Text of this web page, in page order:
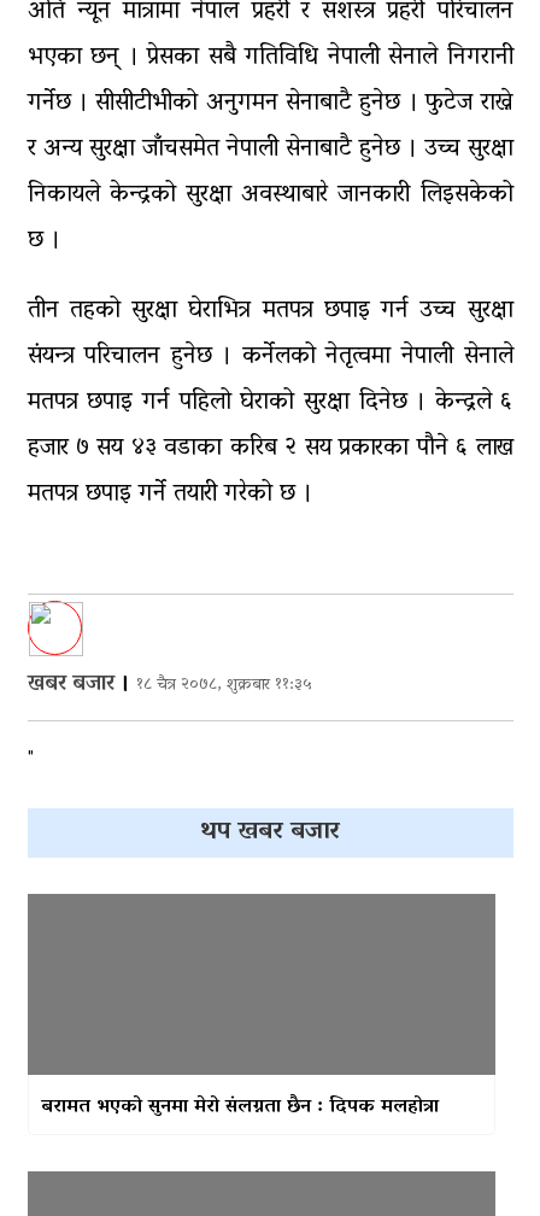
अति न्यून मात्रामा नेपाल प्रहरी र सशस्त्र प्रहरी परिचालन
भएका छन् । प्रेसका सबै गतिविधि नेपाली सेनाले निगरानी
गर्नेछ । सीसीटीभीको अनुगमन सेनाबाटै हुनेछ । फुटेज राख्ने
र अन्य सुरक्षा जाँचसमेत नेपाली सेनाबाटै हुनेछ । उच्च सुरक्षा
निकायले केन्द्रको सुरक्षा अवस्थाबारे जानकारी लिइसकेको
छ ।
तीन तहको सुरक्षा घेराभित्र मतपत्र छपाइ गर्न उच्च सुरक्षा
संयन्त्र परिचालन हुनेछ । कर्नेलको नेतृत्वमा नेपाली सेनाले
मतपत्र छपाइ गर्न पहिलो घेराको सुरक्षा दिनेछ । केन्द्रले ६
हजार ७ सय ४३ वडाका करिब २ सय प्रकारका पौने ६ लाख
मतपत्र छपाइ गर्ने तयारी गरेको छ ।
खबर बजार। १८ चैत्र २०७८, शुक्रबार ११:३५
"
थप खबर बजार
बरामत भएको सुनमा मेरो संलग्नता छैन : दिपक मलहोत्रा